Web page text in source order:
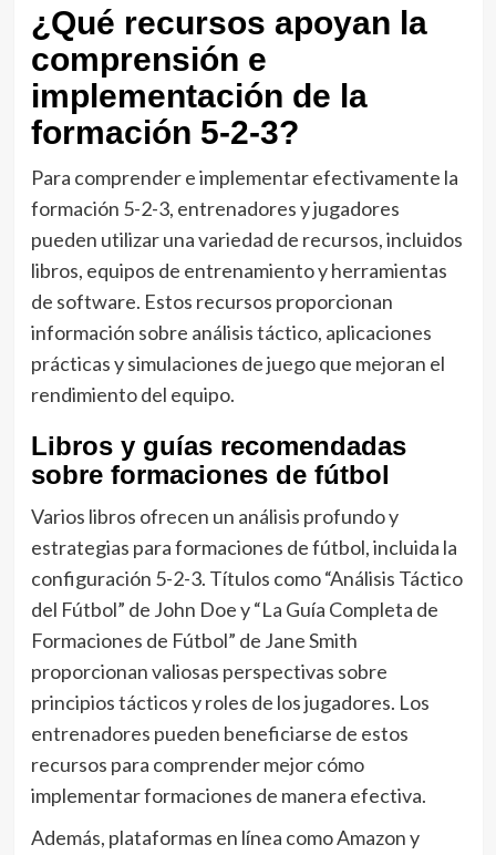
¿Qué recursos apoyan la
comprensión e
implementación de la
formación 5-2-3?
Para comprender e implementar efectivamente la
formación 5-2-3, entrenadores y jugadores
pueden utilizar una variedad de recursos, incluidos
libros, equipos de entrenamiento y herramientas
de software. Estos recursos proporcionan
información sobre análisis táctico, aplicaciones
prácticas y simulaciones de juego que mejoran el
rendimiento del equipo.
Libros y guías recomendadas
sobre formaciones de fútbol
Varios libros ofrecen un análisis profundo y
estrategias para formaciones de fútbol, incluida la
configuración 5-2-3. Títulos como “Análisis Táctico
del Fútbol” de John Doe y “La Guía Completa de
Formaciones de Fútbol” de Jane Smith
proporcionan valiosas perspectivas sobre
principios tácticos y roles de los jugadores. Los
entrenadores pueden beneficiarse de estos
recursos para comprender mejor cómo
implementar formaciones de manera efectiva.
Además, plataformas en línea como Amazon y